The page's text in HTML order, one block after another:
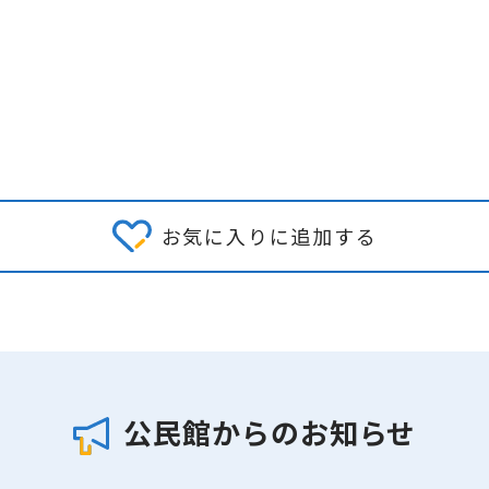
お気に入りに追加する
公民館からのお知らせ